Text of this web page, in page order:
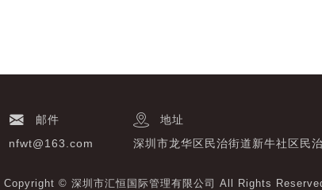
邮件
nfwt@163.com
地址
深圳市龙华区民治街道新牛社区民
Copyright © 深圳市汇恒国际管理有限公司 All Rights